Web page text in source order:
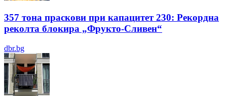
357 тона праскови при капацитет 230: Рекордна
реколта блокира „Фрукто-Сливен“
dbr.bg